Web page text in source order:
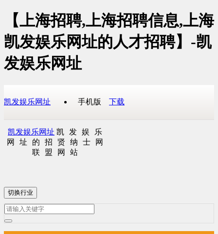
【上海招聘,上海招聘信息,上海
凯发娱乐网址的人才招聘】-凯
发娱乐网址
凯发娱乐网址 手机版 下载
凯发娱乐网址 凯发娱乐
网址的招贤纳士网
联盟网站
切换行业